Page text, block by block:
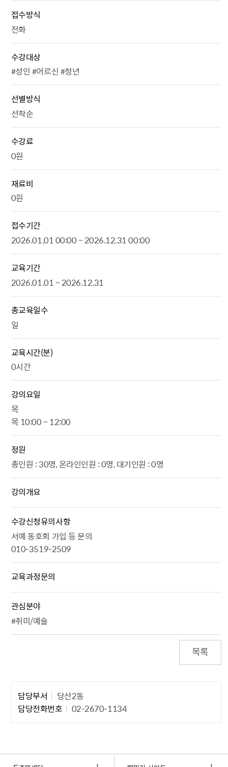
접수방식
전화
수강대상
#성인 #어르신 #청년
선별방식
선착순
수강료
0원
재료비
0원
접수기간
2026.01.01 00:00 ~ 2026.12.31 00:00
교육기간
2026.01.01 ~ 2026.12.31
총교육일수
일
교육시간(분)
0시간
강의요일
목
목 10:00 ~ 12:00
정원
총인원 : 30명, 온라인인원 : 0명, 대기인원 : 0명
강의개요
수강신청유의사항
서예 동호회 가입 등 문의
010-3519-2509
교육과정문의
관심분야
#취미/예술
목록
담당부서
당산2동
담당전화번호
02-2670-1134